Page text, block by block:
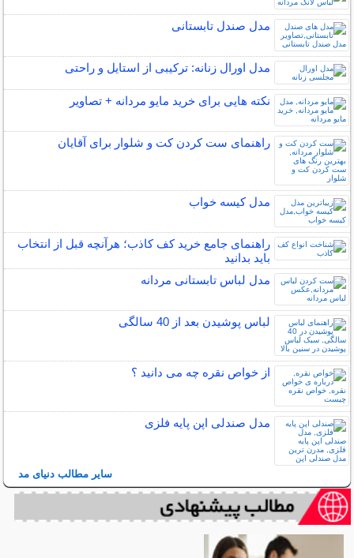
مدل صندل تابستانی
مدل اورال زنانه: ترکیبی از استایل و راحتی
نکته هایی برای خرید مایو مردانه + تصاویر
راهنمای ست کردن کت و شلوار برای آقایان
مدل کیسه خواب
راهنمای جامع خرید کف کاذب؛ هرآنچه قبل از انتخاب
باید بدانید
مدل لباس تابستانی مردانه
لباس پوشیدن بعد از 40 سالگی
از خواص نقره چه می دانید ؟
مدل صندلی اپن پایه فلزی
سایر مطالب دنیای مد